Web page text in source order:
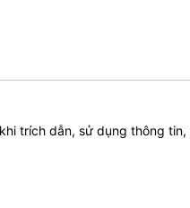
trích dẫn, sử dụng thông